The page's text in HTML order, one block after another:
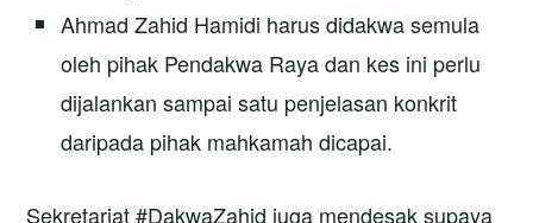
Ahmad Zahid Hamidi harus didakwa semula
oleh pihak Pendakwa Raya dan kes ini perlu
dijalankan sampai satu penjelasan konkrit
daripada pihak mahkamah dicapai.
Sekretariat #DakwaZahid juga mendesak supaya